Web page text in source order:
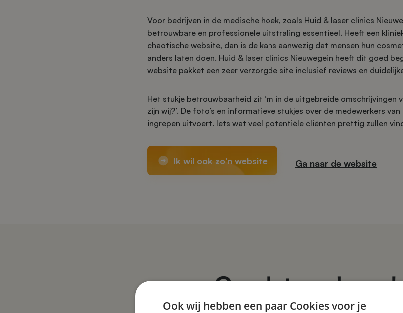
Voor bedrijven in de medische hoek, zoals Huid & laser clinics
betrouwbare en professionele uitstraling essentieel. Heeft een
chaotische website, dan is de kans aanwezig dat mensen hun
anders laten doen. Huid & laser clinics Nieuwegein heeft dit goed
website pakket een zeer verzorgde site inclusief reviews en
Het stukje betrouwbaarheid zit ‘m in de uitgebreide omschrijvingen
zijn wij?’. De foto’s en informatieve stukjes over de medewerkers
ingrepen uitvoert. Iets wat veel potentiële cliënten prettig zullen
Ik wil ook zo'n website Ga naar de website
Gerelateerde
Ook wij hebben een paar Cookies voor je